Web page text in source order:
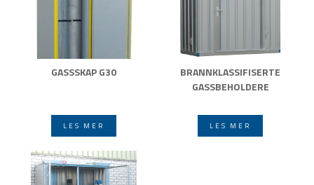
GASSSKAP G30
LES MER
BRANNKLASSIFISERTE
GASSBEHOLDERE
LES MER